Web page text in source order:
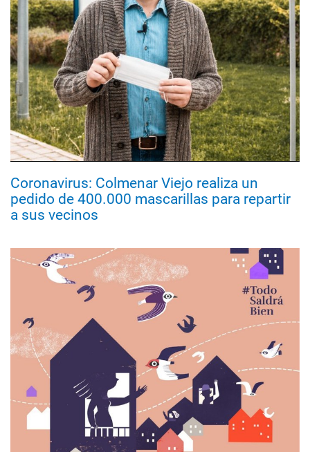
Coronavirus: Colmenar Viejo realiza un
pedido de 400.000 mascarillas para repartir
a sus vecinos